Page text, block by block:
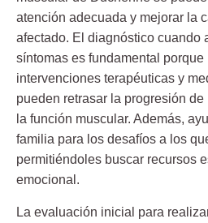
atención adecuada y mejorar la
afectado. El diagnóstico cuando
síntomas es fundamental
intervenciones terapéuticas y
pueden retrasar la progresión
la función muscular. Además,
familia para los desafíos a los
permitiéndoles buscar recursos
emocional.
La evaluación inicial para